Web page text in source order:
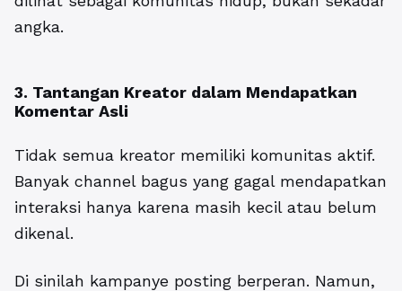
angka.
3. Tantangan Kreator dalam Mendapatkan
Komentar Asli
Tidak semua kreator memiliki komunitas aktif.
Banyak channel bagus yang gagal mendapatkan
interaksi hanya karena masih kecil atau belum
dikenal.
Di sinilah kampanye posting berperan. Namun,